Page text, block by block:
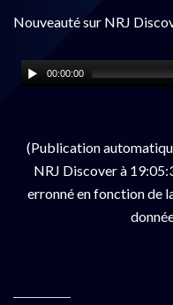
Nouveauté sur NRJ
00:00:00
(Publication
NRJ Discover à
erronné en fonction de